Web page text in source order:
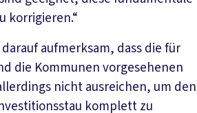
korrigieren.“
aufmerksam, dass die für
die Kommunen vorgesehenen
nicht ausreichen, um den
komplett zu